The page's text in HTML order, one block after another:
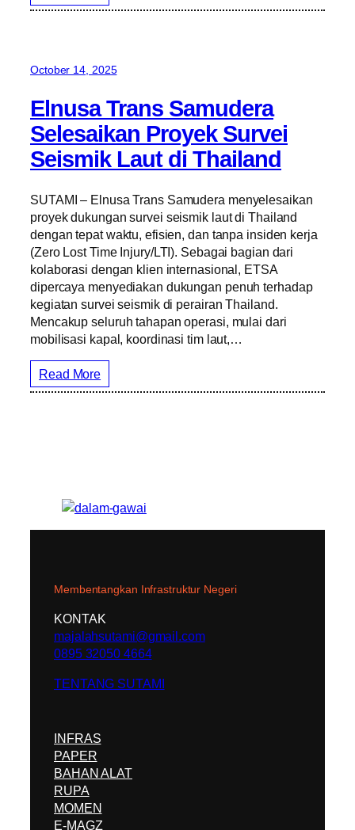
October 14, 2025
Elnusa Trans Samudera
Selesaikan Proyek Survei
Seismik Laut di Thailand
SUTAMI – Elnusa Trans Samudera menyelesaikan
proyek dukungan survei seismik laut di Thailand
dengan tepat waktu, efisien, dan tanpa insiden kerja
(Zero Lost Time Injury/LTI). Sebagai bagian dari
kolaborasi dengan klien internasional, ETSA
dipercaya menyediakan dukungan penuh terhadap
kegiatan survei seismik di perairan Thailand.
Mencakup seluruh tahapan operasi, mulai dari
mobilisasi kapal, koordinasi tim laut,…
Read More
Membentangkan Infrastruktur Negeri
KONTAK
majalahsutami@gmail.com
0895 32050 4664
TENTANG SUTAMI
INFRAS
PAPER
BAHAN ALAT
RUPA
MOMEN
E-MAGZ